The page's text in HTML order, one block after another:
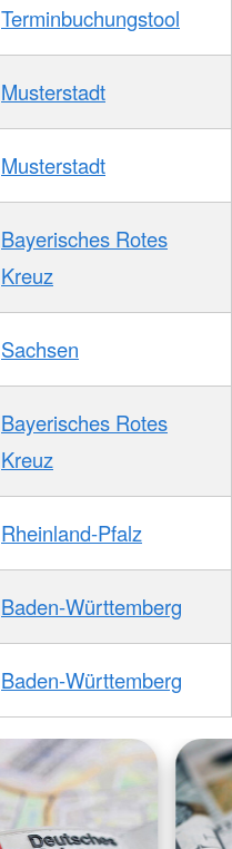
Terminbuchungstool
Musterstadt
Musterstadt
Bayerisches Rotes
Kreuz
Sachsen
Bayerisches Rotes
Kreuz
Rheinland-Pfalz
Baden-Württemberg
Baden-Württemberg